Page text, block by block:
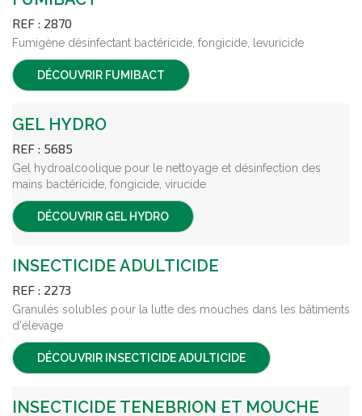
REF : 2870
Fumigène désinfectant bactéricide, fongicide, levuricide
DÉCOUVRIR FUMIBACT
GEL HYDRO
REF : 5685
Gel hydroalcoolique pour le nettoyage et désinfection des
mains bactéricide, fongicide, virucide
DÉCOUVRIR GEL HYDRO
INSECTICIDE ADULTICIDE
REF : 2273
Granulés solubles pour la lutte des mouches dans les bâtiments
d'élevage
DÉCOUVRIR INSECTICIDE ADULTICIDE
INSECTICIDE TENEBRION ET MOUCHE